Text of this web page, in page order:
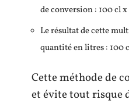
de conversion : 100 cl
Le résultat de cette
quantité en litres : 100
Cette méthode de
et évite tout risque